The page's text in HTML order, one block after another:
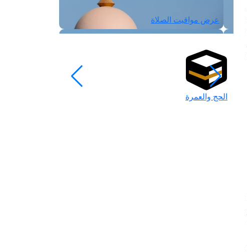
عرض مواقيت الصلاة
الحج والعمرة